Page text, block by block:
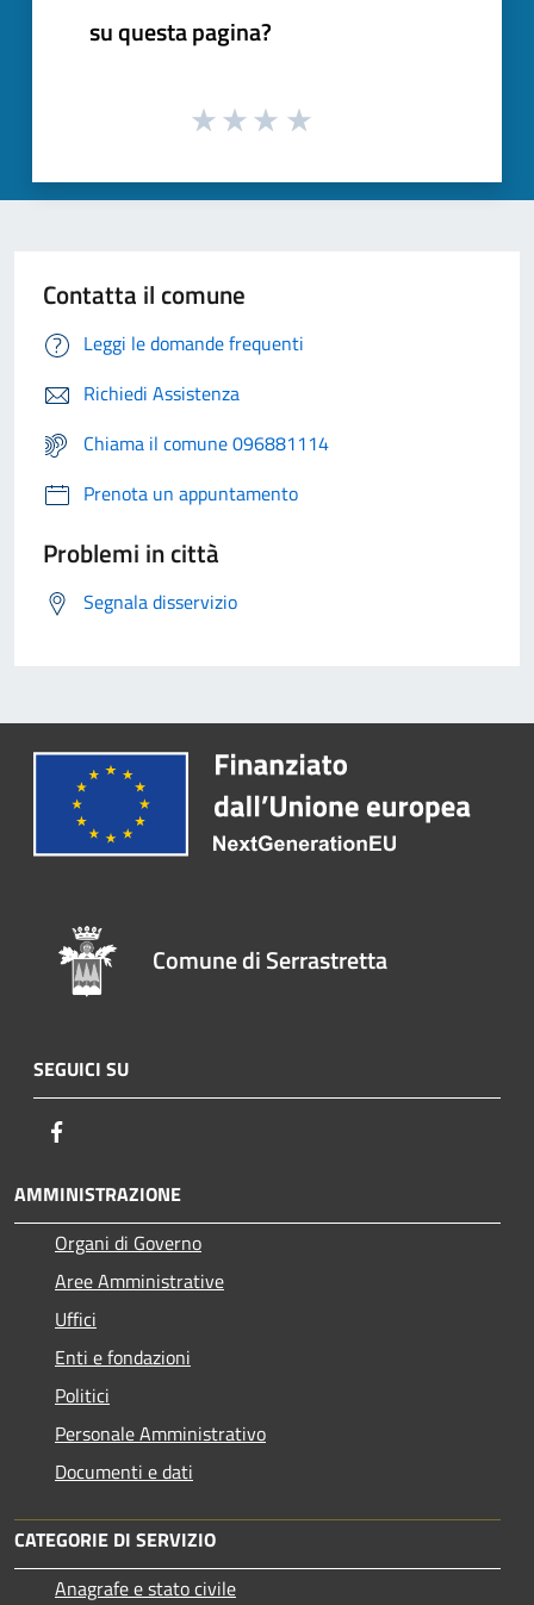
su questa pagina?
Contatta il comune
Leggi le domande frequenti
Richiedi Assistenza
Chiama il comune 096881114
Prenota un appuntamento
Problemi in città
Segnala disservizio
Comune di Serrastretta
SEGUICI SU
AMMINISTRAZIONE
Organi di Governo
Aree Amministrative
Uffici
Enti e fondazioni
Politici
Personale Amministrativo
Documenti e dati
CATEGORIE DI SERVIZIO
Anagrafe e stato civile